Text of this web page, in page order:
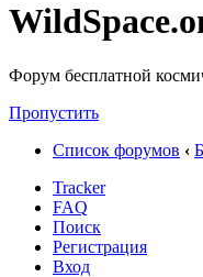
Форум бесплатной
Пропустить
Список форумов ‹
Tracker
FAQ
Поиск
Регистрация
Вход